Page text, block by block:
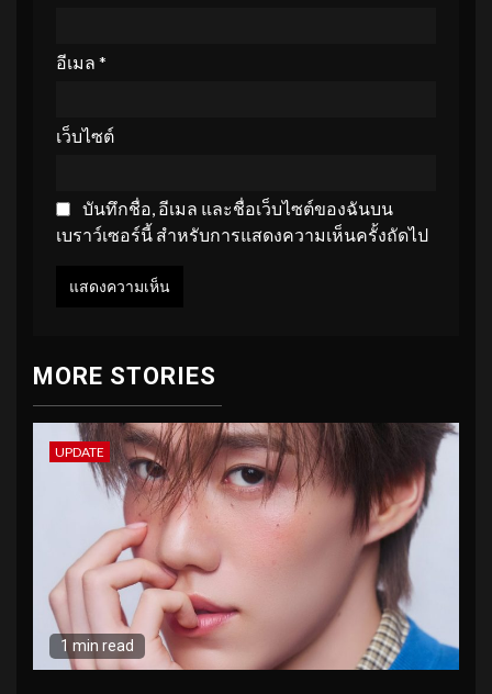
อีเมล *
เว็บไซต์
บันทึกชื่อ, อีเมล และชื่อเว็บไซต์ของฉันบน
เบราว์เซอร์นี้ สำหรับการแสดงความเห็นครั้งถัดไป
MORE STORIES
UPDATE
1 min read